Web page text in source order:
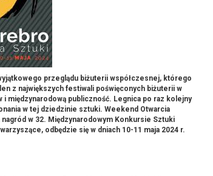
przeglądu biżuterii współczesnej, którego
z największych festiwali poświęconych biżuterii w
międzynarodową publiczność. Legnica po raz kolejny
w tej dziedzinie sztuki. Weekend Otwarcia
nagród w 32. Międzynarodowym Konkursie Sztuki
odbędzie się w dniach 10-11 maja 2024 r.